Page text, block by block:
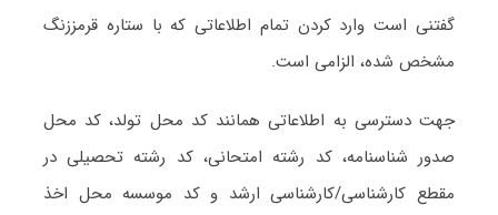
گفتنی است وارد کردن تمام اطلاعاتی که با ستاره قرمززنگ
مشخص شده، الزامی است.
جهت دسترسی به اطلاعاتی همانند کد محل تولد، کد محل
صدور شناسنامه، کد رشته امتحانی، کد رشته تحصیلی در
مقطع کارشناسی/کارشناسی ارشد و کد موسسه محل اخذ